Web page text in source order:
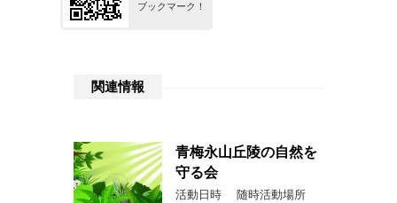
ブックマーク！
関連情報
青梅永山丘陵の自然を
守る会
活動日時 随時活動場所